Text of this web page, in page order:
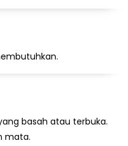
basah atau terbuka.
mata.